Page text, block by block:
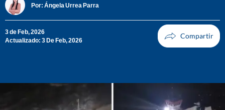
Por: Ángela Urrea Parra
3 de Feb, 2026
Actualizado: 3 De Feb, 2026